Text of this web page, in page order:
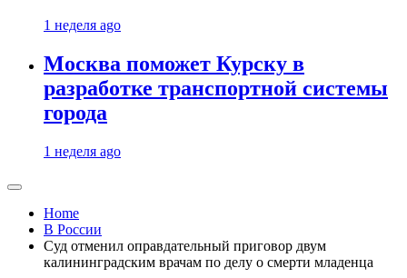
1 неделя ago
Москва поможет Курску в
разработке транспортной системы
города
1 неделя ago
Home
В России
Суд отменил оправдательный приговор двум
калининградским врачам по делу о смерти младенца